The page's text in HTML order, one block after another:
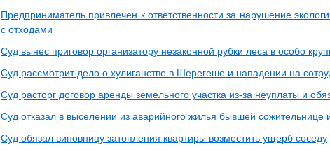
Предприниматель привлечен к ответственности за нарушение
с отходами
Суд вынес приговор организатору незаконной рубки леса в особо
Суд рассмотрит дело о хулиганстве в Шерегеше и нападении на
Суд расторг договор аренды земельного участка из-за неуплаты и
Суд отказал в выселении из аварийного жилья бывшей сожительнице
Суд обязал виновницу затопления квартиры возместить ущерб соседу